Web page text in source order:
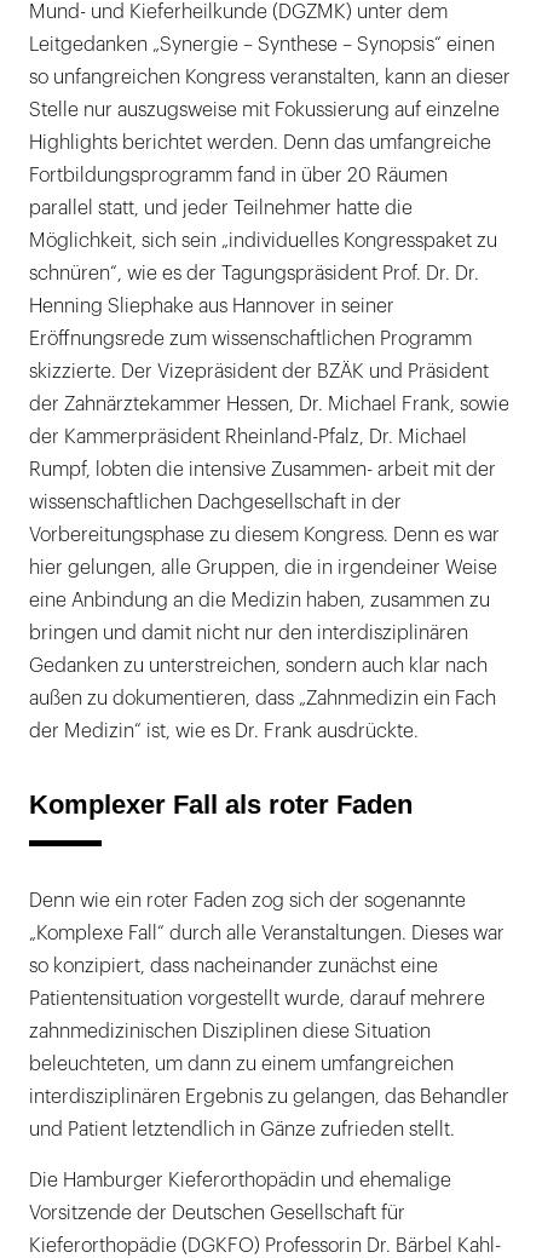
Mund- und Kieferheilkunde (DGZMK) unter dem
Leitgedanken „Synergie – Synthese – Synopsis“ einen
so unfangreichen Kongress veranstalten, kann an dieser
Stelle nur auszugsweise mit Fokussierung auf einzelne
Highlights berichtet werden. Denn das umfangreiche
Fortbildungsprogramm fand in über 20 Räumen
parallel statt, und jeder Teilnehmer hatte die
Möglichkeit, sich sein „individuelles Kongresspaket zu
schnüren“, wie es der Tagungspräsident Prof. Dr. Dr.
Henning Sliephake aus Hannover in seiner
Eröffnungsrede zum wissenschaftlichen Programm
skizzierte. Der Vizepräsident der BZÄK und Präsident
der Zahnärztekammer Hessen, Dr. Michael Frank, sowie
der Kammerpräsident Rheinland-Pfalz, Dr. Michael
Rumpf, lobten die intensive Zusammen- arbeit mit der
wissenschaftlichen Dachgesellschaft in der
Vorbereitungsphase zu diesem Kongress. Denn es war
hier gelungen, alle Gruppen, die in irgendeiner Weise
eine Anbindung an die Medizin haben, zusammen zu
bringen und damit nicht nur den interdisziplinären
Gedanken zu unterstreichen, sondern auch klar nach
außen zu dokumentieren, dass „Zahnmedizin ein Fach
der Medizin“ ist, wie es Dr. Frank ausdrückte.
Komplexer Fall als roter Faden
Denn wie ein roter Faden zog sich der sogenannte
„Komplexe Fall“ durch alle Veranstaltungen. Dieses war
so konzipiert, dass nacheinander zunächst eine
Patientensituation vorgestellt wurde, darauf mehrere
zahnmedizinischen Disziplinen diese Situation
beleuchteten, um dann zu einem umfangreichen
interdisziplinären Ergebnis zu gelangen, das Behandler
und Patient letztendlich in Gänze zufrieden stellt.
Die Hamburger Kieferorthopädin und ehemalige
Vorsitzende der Deutschen Gesellschaft für
Kieferorthopädie (DGKFO) Professorin Dr. Bärbel Kahl-